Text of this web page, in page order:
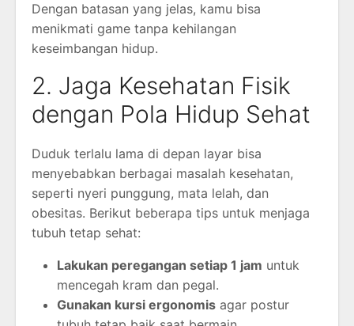
Dengan batasan yang jelas, kamu bisa
menikmati game tanpa kehilangan
keseimbangan hidup.
2. Jaga Kesehatan Fisik
dengan Pola Hidup Sehat
Duduk terlalu lama di depan layar bisa
menyebabkan berbagai masalah kesehatan,
seperti nyeri punggung, mata lelah, dan
obesitas. Berikut beberapa tips untuk menjaga
tubuh tetap sehat:
Lakukan peregangan setiap 1 jam untuk
mencegah kram dan pegal.
Gunakan kursi ergonomis agar postur